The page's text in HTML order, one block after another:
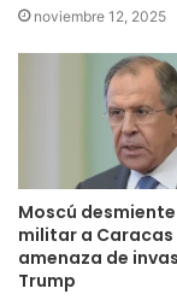
noviembre 12, 2025
Moscú
militar a
amenaza de
Trump